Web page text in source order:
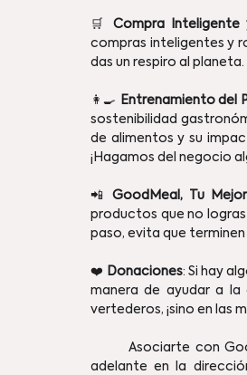
🛒 Compra
compras inteligentes y
das un respiro al
👩‍🍳 Entrenamiento del
sostenibilidad
de alimentos y su
¡Hagamos del negocio
📲 GoodMeal, Tu
productos que no
paso, evita que terminen
❤️ Donaciones: Si hay
manera de ayudar a la
vertederos, ¡sino en las
	Asociarte con GoodMeal no solo es una estrategia inteligente de negocio, sino también un paso
adelante en la